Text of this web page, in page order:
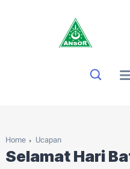
Home Ucapan
Selamat Hari